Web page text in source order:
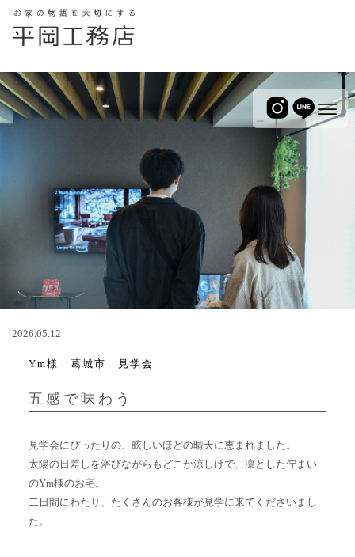
2026.05.12
Ym様 葛城市 見学会
五感で味わう
見学会にぴったりの、眩しいほどの晴天に恵まれました。
太陽の日差しを浴びながらもどこか涼しげで、凛とした佇まい
のYm様のお宅。
二日間にわたり、たくさんのお客様が見学に来てくださいまし
た。